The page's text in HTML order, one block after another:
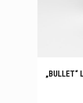
„BULLET“